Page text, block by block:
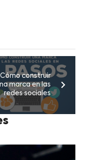
Cómo construir
marca en las
redes sociales